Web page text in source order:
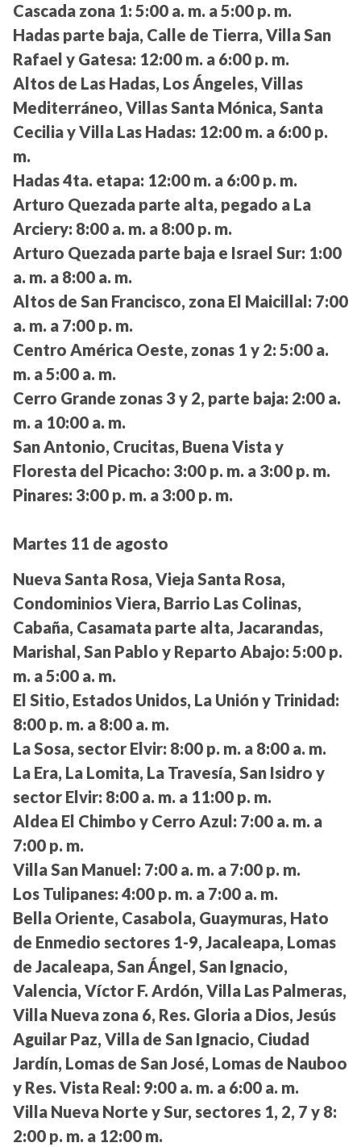
Cascada zona 1: 5:00 a. m. a 5:00 p. m.
Hadas parte baja, Calle de Tierra, Villa San
Rafael y Gatesa: 12:00 m. a 6:00 p. m.
Altos de Las Hadas, Los Ángeles, Villas
Mediterráneo, Villas Santa Mónica, Santa
Cecilia y Villa Las Hadas: 12:00 m. a 6:00 p.
m.
Hadas 4ta. etapa: 12:00 m. a 6:00 p. m.
Arturo Quezada parte alta, pegado a La
Arciery: 8:00 a. m. a 8:00 p. m.
Arturo Quezada parte baja e Israel Sur: 1:00
a. m. a 8:00 a. m.
Altos de San Francisco, zona El Maicillal: 7:00
a. m. a 7:00 p. m.
Centro América Oeste, zonas 1 y 2: 5:00 a.
m. a 5:00 a. m.
Cerro Grande zonas 3 y 2, parte baja: 2:00 a.
m. a 10:00 a. m.
San Antonio, Crucitas, Buena Vista y
Floresta del Picacho: 3:00 p. m. a 3:00 p. m.
Pinares: 3:00 p. m. a 3:00 p. m.
Martes 11 de agosto
Nueva Santa Rosa, Vieja Santa Rosa,
Condominios Viera, Barrio Las Colinas,
Cabaña, Casamata parte alta, Jacarandas,
Marishal, San Pablo y Reparto Abajo: 5:00 p.
m. a 5:00 a. m.
El Sitio, Estados Unidos, La Unión y Trinidad:
8:00 p. m. a 8:00 a. m.
La Sosa, sector Elvir: 8:00 p. m. a 8:00 a. m.
La Era, La Lomita, La Travesía, San Isidro y
sector Elvir: 8:00 a. m. a 11:00 p. m.
Aldea El Chimbo y Cerro Azul: 7:00 a. m. a
7:00 p. m.
Villa San Manuel: 7:00 a. m. a 7:00 p. m.
Los Tulipanes: 4:00 p. m. a 7:00 a. m.
Bella Oriente, Casabola, Guaymuras, Hato
de Enmedio sectores 1-9, Jacaleapa, Lomas
de Jacaleapa, San Ángel, San Ignacio,
Valencia, Víctor F. Ardón, Villa Las Palmeras,
Villa Nueva zona 6, Res. Gloria a Dios, Jesús
Aguilar Paz, Villa de San Ignacio, Ciudad
Jardín, Lomas de San José, Lomas de Nauboo
y Res. Vista Real: 9:00 a. m. a 6:00 a. m.
Villa Nueva Norte y Sur, sectores 1, 2, 7 y 8:
2:00 p. m. a 12:00 m.